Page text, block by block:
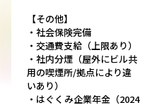
【その他】
・社会保険完備
・交通費支給（上限あり）
・社内分煙（屋外にビル共
用の喫煙所/拠点により違
いあり）
・はぐくみ企業年金（2024